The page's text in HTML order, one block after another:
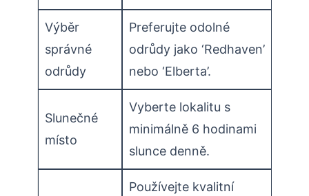
Výběr
správné
odrůdy
Preferujte odolné
odrůdy jako ‘Redhaven’
nebo ‘Elberta’.
Slunečné
místo
Vyberte lokalitu s
minimálně 6 hodinami
slunce denně.
Používejte kvalitní